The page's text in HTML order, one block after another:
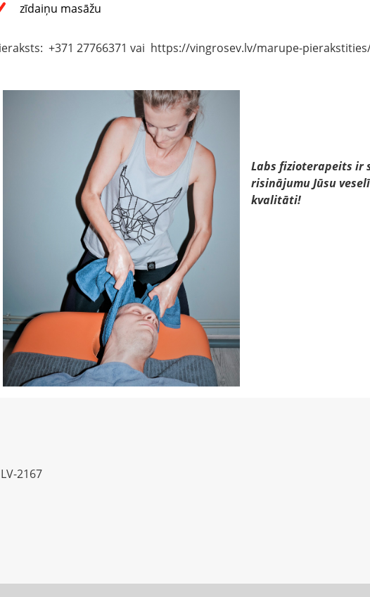
zīdaiņu masāžu
+371 27766371 vai https://vingrosev.lv/marupe-
Labs fizioterapeits ir
risinājumu Jūsu
kvalitāti!
2167